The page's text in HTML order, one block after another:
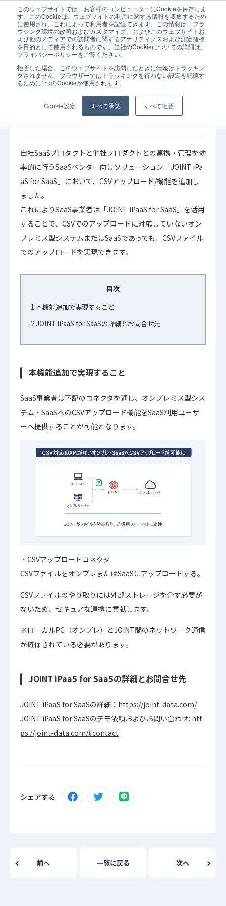
このウェブサイトでは、お客様のコンピューターにCookieを保存しま
す。このCookieは、ウェブサイトの利用に関する情報を収集するため
に使用され、これによって利用者を記憶できます。この情報は、ブラ
ウジング環境の改善およびカスタマイズ、およびこのウェブサイトお
よび他のメディアでの訪問者に関するアナリティクスおよび測定指標
を目的として使用されるものです。当社のCookieについての詳細は、
プライバシーポリシーをご覧ください。
拒否した場合、このウェブサイトを訪問したときに情報はトラッキン
グされません。ブラウザーではトラッキングを行わない設定を記憶す
るために1つのCookieが使用されます。
Cookie設定 すべて承認 すべて拒否
ホーム お知らせ SaaSベンダー向けソリューション 「JOINT iPaaS for
2024年08月27日 お知らせ
SaaSベンダー向けソリューション 「JOINT
iPaaS for SaaS」でCSVアップロード機能を提
自社SaaSプロダクトと他社プロダクトとの連携・管理を効
率的に行うSaaSベンダー向けソリューション「JOINT iPa
aS for SaaS」において、CSVアップロード/機能を追加し
ました。
これによりSaaS事業者は「JOINT iPaaS for SaaS」を活用
することで、CSVでのアップロードに対応していないオン
プレミス型システムまたはSaaSであっても、CSVファイル
でのアップロードを実現できます。
目次
1 本機能追加で実現すること
2 JOINT iPaaS for SaaSの詳細とお問合せ先
本機能追加で実現すること
SaaS事業者は下記のコネクタを通じ、オンプレミス型シス
テム・SaaSへのCSVアップロード機能をSaaS利用ユーザ
ーへ提供することが可能となります。
CSVアップロードコネクタ
CSVファイルをオンプレまたはSaaSにアップロードする。
CSVファイルのやり取りには外部ストレージを介す必要が
ないため、セキュアな連携に貢献します。
※ローカルPC（オンプレ）とJOINT間のネットワーク通信
が確保されている必要があります。
JOINT iPaaS for SaaSの詳細とお問合せ先
JOINT iPaaS for SaaSの詳細： https://joint-data.com/
JOINT iPaaS for SaaSのデモ依頼およびお問い合わせ: htt
ps://joint-data.com/#contact
シェアする
前へ 一覧に戻る 次へ